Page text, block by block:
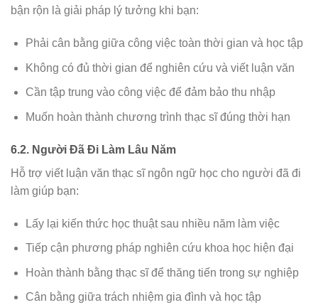
bận rộn là giải pháp lý tưởng khi bạn:
Phải cân bằng giữa công việc toàn thời gian và học tập
Không có đủ thời gian để nghiên cứu và viết luận văn
Cần tập trung vào công việc để đảm bảo thu nhập
Muốn hoàn thành chương trình thạc sĩ đúng thời hạn
6.2. Người Đã Đi Làm Lâu Năm
Hỗ trợ viết luận văn thạc sĩ ngôn ngữ học cho người đã đi
làm giúp bạn:
Lấy lại kiến thức học thuật sau nhiều năm làm việc
Tiếp cận phương pháp nghiên cứu khoa học hiện đại
Hoàn thành bằng thạc sĩ để thăng tiến trong sự nghiệp
Cân bằng giữa trách nhiệm gia đình và học tập